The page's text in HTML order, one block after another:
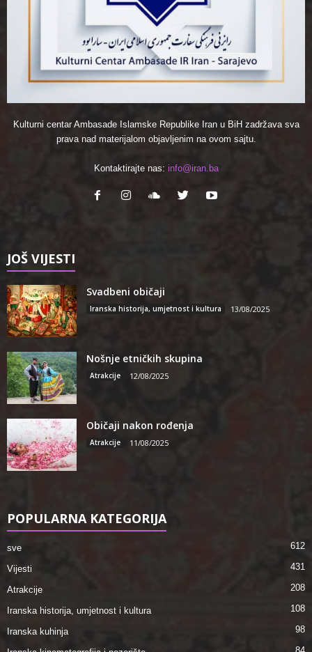
Kulturni centar Ambasade Islamske Republike Iran u BiH zadržava sva
prava nad materijalom objavljenim na ovom sajtu.
Kontaktirajte nas: info@iran.ba
JOŠ VIJESTI
Svadbeni običaji
Iranska historija, umjetnost i kultura 13/08/2025
Nošnje etničkih skupina
Atrakcije 12/08/2025
Običaji nakon rođenja
Atrakcije 11/08/2025
POPULARNA KATEGORIJA
sve 612
Vijesti 431
Atrakcije 208
Iranska historija, umjetnost i kultura 108
Iranska kuhinja 98